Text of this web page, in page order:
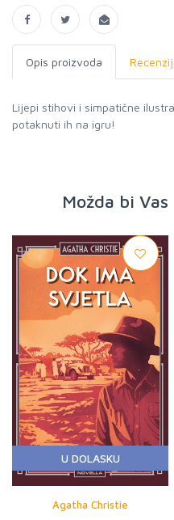
Opis proizvoda
Lijepi stihovi i simpatične
potaknuti ih na igru!
Možda bi
U DOLASKU
Agatha Christie